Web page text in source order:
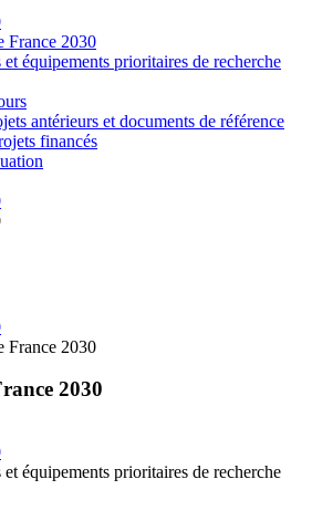
France 2030
et équipements prioritaires de recherche
antérieurs et documents de référence
financés
France 2030
2030
et équipements prioritaires de recherche